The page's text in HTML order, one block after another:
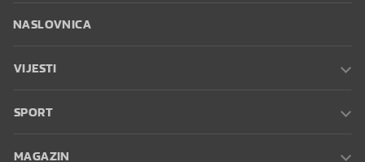
NASLOVNICA
VIJESTI
SPORT
MAGAZIN